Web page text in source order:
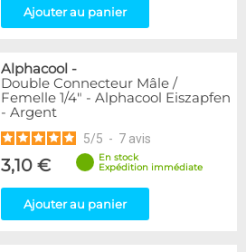
Ajouter au panier
Alphacool -
Double Connecteur Mâle /
Femelle 1/4" - Alphacool Eiszapfen
- Argent
5/5 - 7 avis
3,10 €
En stock
Expédition immédiate
Ajouter au panier